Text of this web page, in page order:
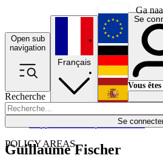
Ga
Open sub
navigation
Recherche
Se
POLICY AREAS
Économie
Français
English
Deutsch
Español
Se
Vous
Guillaume Fischer